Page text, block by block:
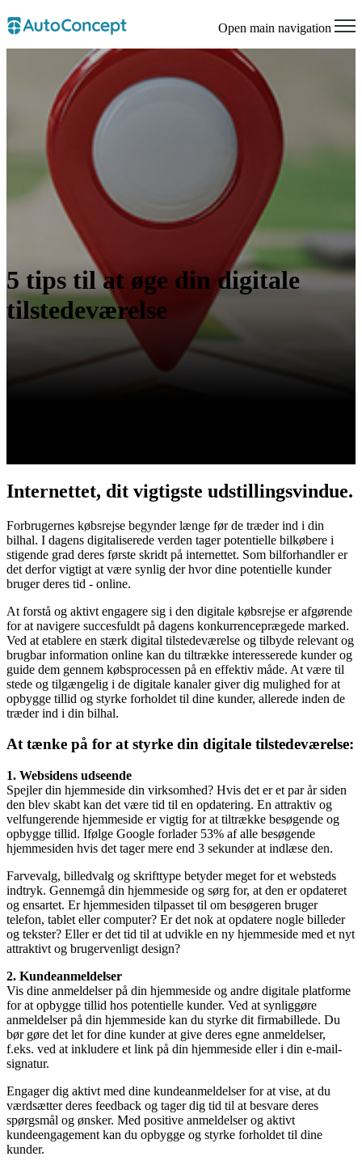
Open main navigation
5 tips til at øge din digitale
tilstedeværelse
Internettet, dit vigtigste udstillingsvindue.
Forbrugernes købsrejse begynder længe før de træder ind i din
bilhal. I dagens digitaliserede verden tager potentielle bilkøbere i
stigende grad deres første skridt på internettet. Som bilforhandler er
det derfor vigtigt at være synlig der hvor dine potentielle kunder
bruger deres tid - online.
At forstå og aktivt engagere sig i den digitale købsrejse er afgørende
for at navigere succesfuldt på dagens konkurrenceprægede marked.
Ved at etablere en stærk digital tilstedeværelse og tilbyde relevant og
brugbar information online kan du tiltrække interesserede kunder og
guide dem gennem købsprocessen på en effektiv måde. At være til
stede og tilgængelig i de digitale kanaler giver dig mulighed for at
opbygge tillid og styrke forholdet til dine kunder, allerede inden de
træder ind i din bilhal.
At tænke på for at styrke din digitale tilstedeværelse:
1. Websidens udseende
Spejler din hjemmeside din virksomhed? Hvis det er et par år siden
den blev skabt kan det være tid til en opdatering. En attraktiv og
velfungerende hjemmeside er vigtig for at tiltrække besøgende og
opbygge tillid. Ifølge Google forlader 53% af alle besøgende
hjemmesiden hvis det tager mere end 3 sekunder at indlæse den.
Farvevalg, billedvalg og skrifttype betyder meget for et websteds
indtryk. Gennemgå din hjemmeside og sørg for, at den er opdateret
og ensartet. Er hjemmesiden tilpasset til om besøgeren bruger
telefon, tablet eller computer? Er det nok at opdatere nogle billeder
og tekster? Eller er det tid til at udvikle en ny hjemmeside med et nyt
attraktivt og brugervenligt design?
2. Kundeanmeldelser
Vis dine anmeldelser på din hjemmeside og andre digitale platforme
for at opbygge tillid hos potentielle kunder. Ved at synliggøre
anmeldelser på din hjemmeside kan du styrke dit firmabillede. Du
bør gøre det let for dine kunder at give deres egne anmeldelser,
f.eks. ved at inkludere et link på din hjemmeside eller i din e-mail-
signatur.
Engager dig aktivt med dine kundeanmeldelser for at vise, at du
værdsætter deres feedback og tager dig tid til at besvare deres
spørgsmål og ønsker. Med positive anmeldelser og aktivt
kundeengagement kan du opbygge og styrke forholdet til dine
kunder.